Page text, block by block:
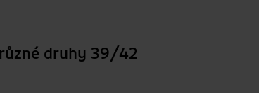
druhy 39/42